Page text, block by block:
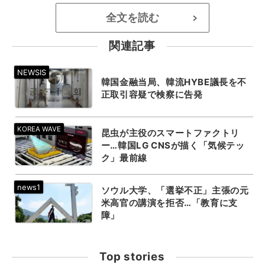
全文を読む >
関連記事
韓国金融当局、韓流HYBE議長を不
正取引容疑で検察に告発
昆虫が主役のスマートファクトリ
ー…韓国LG CNSが描く「気候テッ
ク」最前線
ソウル大学、「選挙不正」主張の元
米高官の講演を拒否…「教育に支
障」
Top stories